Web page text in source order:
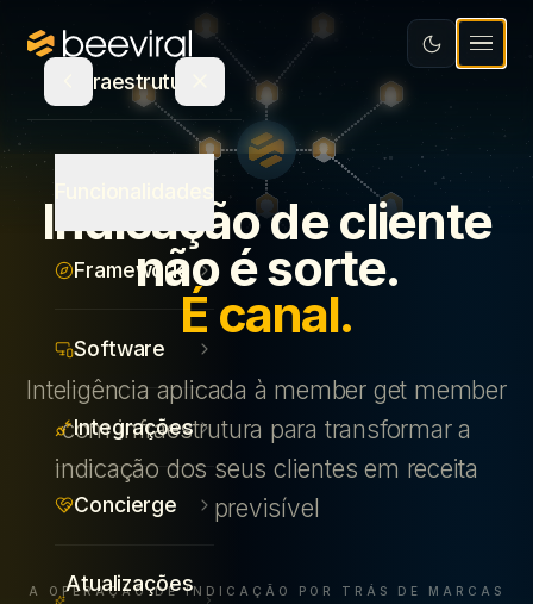
Integrações
Concierge
Atualizações de Produto
Educação
Mídia e Entretenimento
Varejo e Bens de Consumo
Saúde
Serviços
Ecommerce
Recursos
Blog
Calculadora de ROI
E-book
Canva
Estudo de Recompensas
Seja Parceiro
Agência parceira
Indique e ganhe
PT
Fale com um especialista
Login
Infraestrutura
Framework
Software
Integrações
Concierge
Atualizações
Indicação de cliente
não é sorte.
É canal.
Inteligência aplicada à member get member
com infraestrutura para transformar a
indicação dos seus clientes em receita
previsível
A OPERAÇÃO DE INDICAÇÃO POR TRÁS DE MARCAS